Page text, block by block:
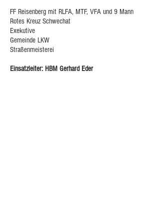
FF Reisenberg mit RLFA, MTF, VFA und 9 Mann
Rotes Kreuz Schwechat
Exekutive
Gemeinde LKW
Straßenmeisterei
Einsatzleiter: HBM Gerhard Eder